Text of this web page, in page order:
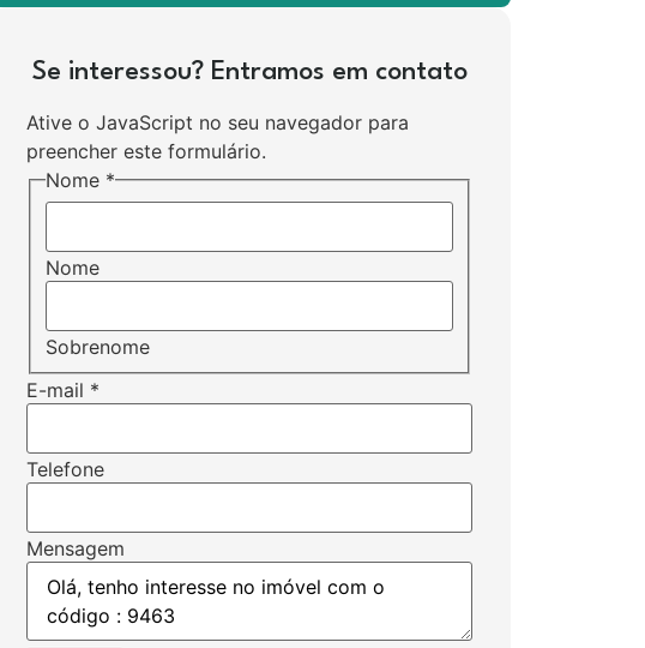
Se interessou? Entramos em contato
Ative o JavaScript no seu navegador para
preencher este formulário.
Nome *
Nome
Sobrenome
E-mail *
Telefone
Mensagem